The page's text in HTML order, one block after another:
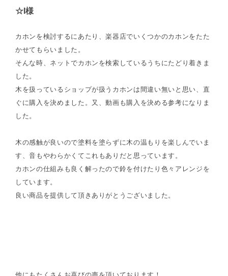
☆I様
カホンを検討するにあたり、楽器店でいくつかのカホンをたた
かせてもらいました。
そんな時、ネットでカホンを検索しているうちにたどり着きま
した。
木を扱っているショップが扱うカホンは間違い無いと思い、直
ぐに購入を決めました。又、動画も購入を決める参考になりま
した。
木の感触が良いので塗料を塗らずに木の温もりを楽しんでいま
す、音もやわらかくてこれもありだと思っています。
カホンの仕組みも良く解ったので鈴を付けたり色々アレンジを
しています。
良い商品を提供して頂きありがとうございました。